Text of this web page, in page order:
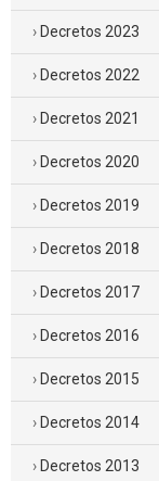
Decretos 2023
Decretos 2022
Decretos 2021
Decretos 2020
Decretos 2019
Decretos 2018
Decretos 2017
Decretos 2016
Decretos 2015
Decretos 2014
Decretos 2013